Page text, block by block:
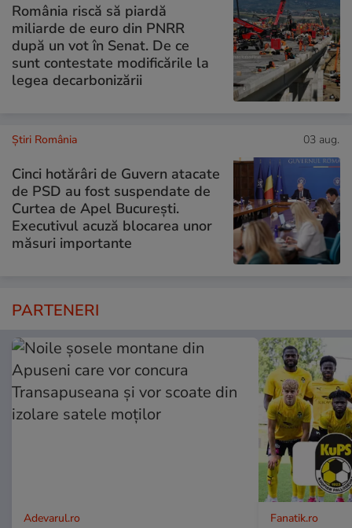
România riscă să piardă
miliarde de euro din PNRR
după un vot în Senat. De ce
sunt contestate modificările la
legea decarbonizării
Știri România 03 aug.
Cinci hotărâri de Guvern atacate
de PSD au fost suspendate de
Curtea de Apel București.
Executivul acuză blocarea unor
măsuri importante
PARTENERI
Adevarul.ro Fanatik.ro